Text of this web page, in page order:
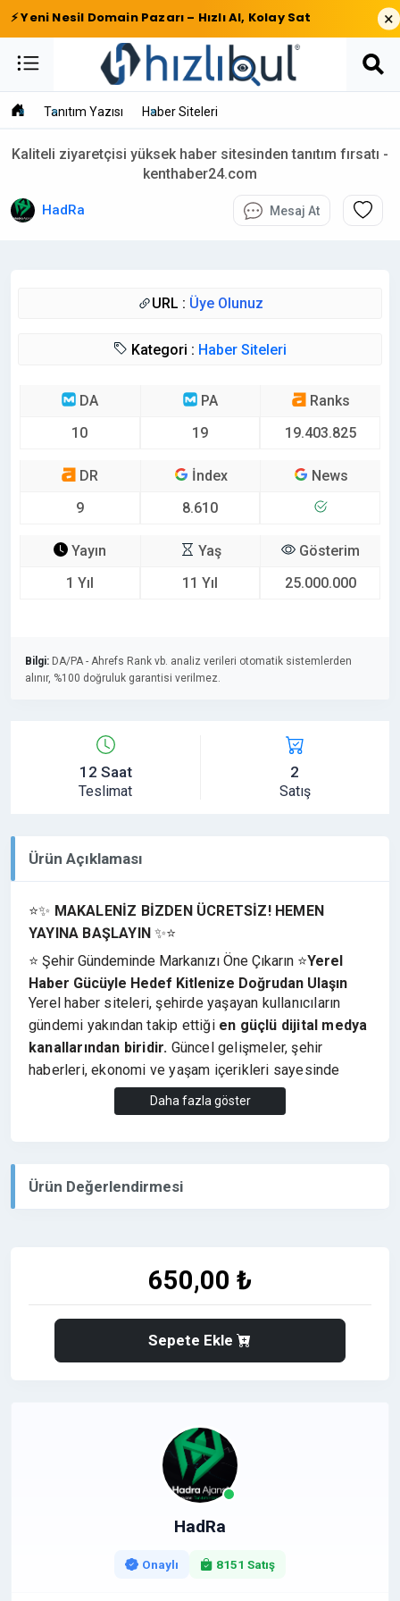
⚡ Yeni Nesil Domain Pazarı – Hızlı Al, Kolay Sat ×
Tanıtım Yazısı Haber Siteleri
Kaliteli ziyaretçisi yüksek haber sitesinden tanıtım fırsatı -
kenthaber24.com
HadRa Mesaj At
URL : Üye Olunuz
Kategori : Haber Siteleri
DA
10
PA
19
Ranks
19.403.825
DR
9
İndex
8.610
News
Yayın
1 Yıl
Yaş
11 Yıl
Gösterim
25.000.000
Bilgi: DA/PA - Ahrefs Rank vb. analiz verileri otomatik sistemlerden
alınır, %100 doğruluk garantisi verilmez.
12 Saat
Teslimat
2
Satış
Ürün Açıklaması
⭐✨ MAKALENİZ BİZDEN ÜCRETSİZ! HEMEN
YAYINA BAŞLAYIN ✨⭐
⭐ Şehir Gündeminde Markanızı Öne Çıkarın ⭐Yerel
Haber Gücüyle Hedef Kitlenize Doğrudan Ulaşın
Yerel haber siteleri, şehirde yaşayan kullanıcıların
gündemi yakından takip ettiği en güçlü dijital medya
kanallarından biridir. Güncel gelişmeler, şehir
haberleri, ekonomi ve yaşam içerikleri sayesinde
bulundukları bölgede doğrudan hedef
kitleye ulaşma avantajı elde eder.
haberleri takip eden geniş bir okuyucu kitlesine hitap
etmektedir. Bu nedenle platform üzerinde yayınlanan
SEO çalışmalarını destekleyen güçlü bir dijital PR
Yerel müşteri kitlesine ulaşmak ve satışlarını
artırmak isteyen işletmeler için etkili bir fırsat!
⬆️ Haber içerikleri içindedoğal ve dikkat çekici
marka konumlandırması
☑️ SEO çalışmalarını destekleyen
☑️ Yerel medya gücü sayesinde
Daha fazla göster
Ürün Değerlendirmesi
650,00 ₺
Sepete Ekle
HadRa
Onaylı 8151 Satış